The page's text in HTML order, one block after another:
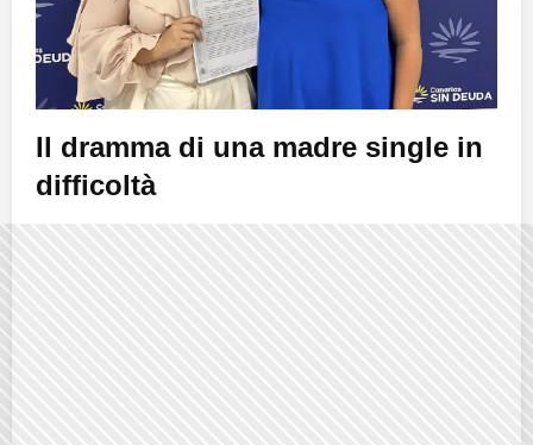
Il dramma di una madre single in
difficoltà